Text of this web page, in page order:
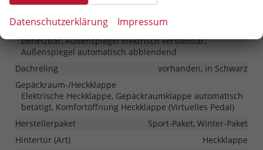
Außenspiegel
Außenspiegel elektrisch anklappbar, Außenspiegel
beheizbar, Außenspiegel elektrisch verstellbar,
Außenspiegel automatisch abblendend
Dachreling
vorhanden, in Schwarz
Gepäckraum-/Heckklappe
Elektrische Heckklappe, Gepäckraumklappe automatisch
betätigt, Komfortöffnung Heckklappe (Virtuelles Pedal)
Herstellerpaket
Sport-Paket, Winter-Paket
Hintertür (Art)
Heckklappe
Datenschutzerklärung Impressum